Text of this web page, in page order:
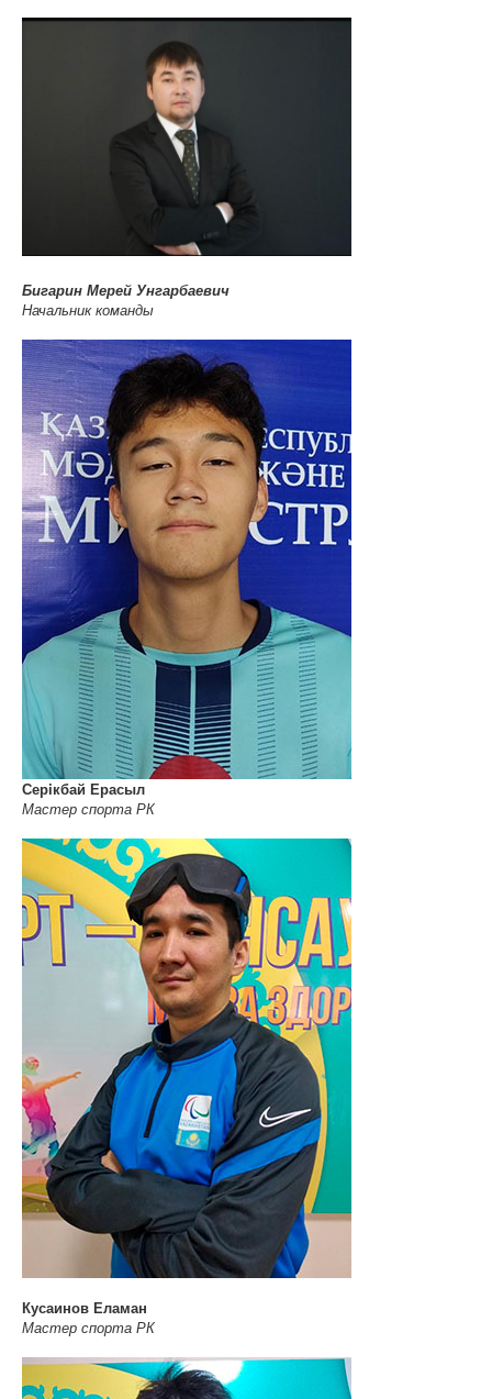
Бигарин Мерей Унгарбаевич
Начальник команды
Серiкбай Ерасыл
Мастер спорта РК
Кусаинов Еламан
Мастер спорта РК